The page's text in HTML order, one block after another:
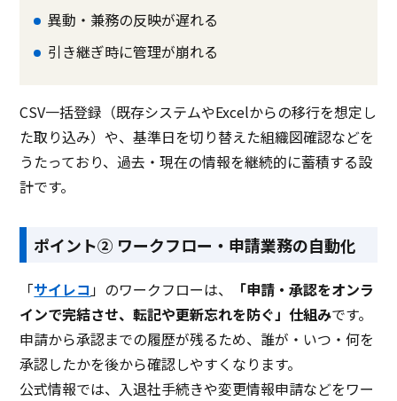
異動・兼務の反映が遅れる
引き継ぎ時に管理が崩れる
CSV一括登録（既存システムやExcelからの移行を想定し
た取り込み）や、基準日を切り替えた組織図確認などを
うたっており、過去・現在の情報を継続的に蓄積する設
計です。
ポイント② ワークフロー・申請業務の自動化
「サイレコ 」のワークフローは、
「申請・承認をオンラ
インで完結させ、転記や更新忘れを防ぐ」仕組みです。
申請から承認までの履歴が残るため、誰が・いつ・何を
承認したかを後から確認しやすくなります。
公式情報では、入退社手続きや変更情報申請などをワー